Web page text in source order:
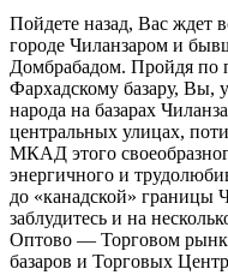
Пойдете назад, Вас ждет
городе Чиланзаром и
Домбрабадом. Пройдя по
Фархадскому базару, Вы,
народа на базарах
центральных улицах,
МКАД этого
энергичного и
до «канадской» границы
заблудитесь и на
Оптово — Торговом
базаров и Торговых